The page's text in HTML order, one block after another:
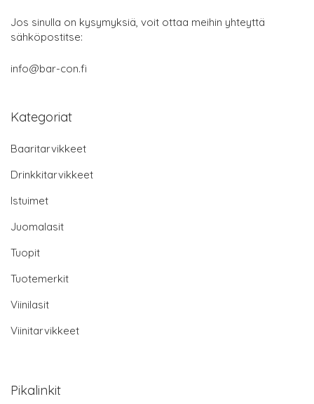
Jos sinulla on kysymyksiä, voit ottaa meihin yhteyttä
sähköpostitse:
info@bar-con.fi
Kategoriat
Baaritarvikkeet
Drinkkitarvikkeet
Istuimet
Juomalasit
Tuopit
Tuotemerkit
Viinilasit
Viinitarvikkeet
Pikalinkit